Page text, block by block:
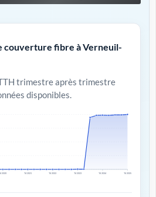
couverture fibre à Verneuil-
trimestre après trimestre
disponibles.
2020 T4 2021 T4 2022 T4 2023 T4 2024 T4 2025